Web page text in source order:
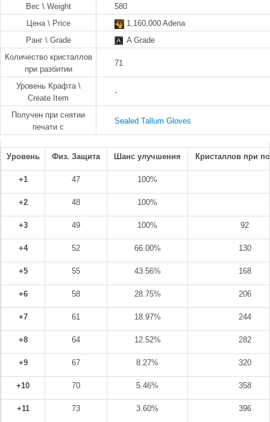
Вес \ Weight
580
Цена \ Price
1,160,000 Adena
Ранг \ Grade
A Grade
Количество кристаллов
при разбитии
71
Уровень Крафта \
Create Item
-
Получен при снятии
печати с
Sealed Tallum Gloves
Уровень Физ. Защита Шанс улучшения Кристаллов при
+1 47 100%
+2 48 100%
+3 49 100% 92
+4 52 66.00% 130
+5 55 43.56% 168
+6 58 28.75% 206
+7 61 18.97% 244
+8 64 12.52% 282
+9 67 8.27% 320
+10 70 5.46% 358
+11 73 3.60% 396